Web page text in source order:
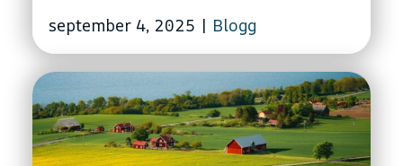
september 4, 2025 | Blogg